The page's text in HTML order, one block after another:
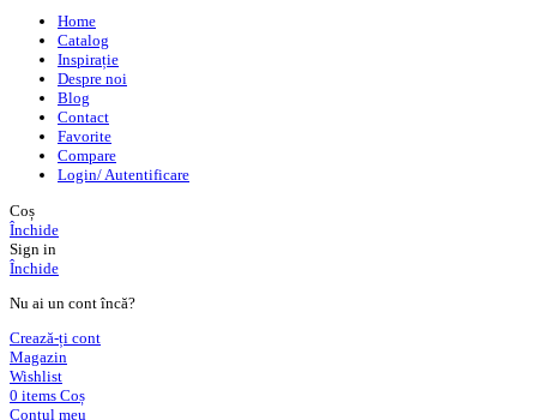
Home
Catalog
Inspirație
Despre noi
Blog
Contact
Favorite
Compare
Login/ Autentificare
Coș
Închide
Sign in
Închide
Nu ai un cont încă?
Crează-ți cont
Magazin
Wishlist
0 items Coș
Contul meu